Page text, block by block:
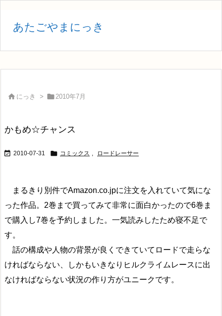
あたごやまにっき
 にっき > 2010年7月
かもめ☆チャンス
 2010-07-31  コミックス , ロードレーサー
まるきり別件でAmazon.co.jpに注文を入れていて気にな
った作品。2巻まで買ってみて非常に面白かったので6巻ま
で購入し7巻を予約しました。一気読みしたため寝不足で
す。
話の構成や人物の背景が良くできていてロードで走らな
ければならない、しかもいきなりヒルクライムレースに出
なければならない状況の作り方がユニークです。